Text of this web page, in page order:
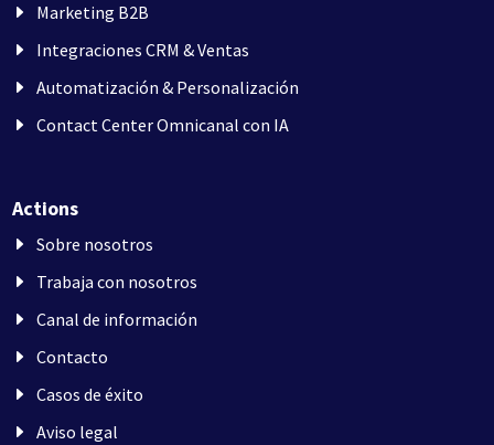
Marketing B2B
Integraciones CRM & Ventas
Automatización & Personalización
Contact Center Omnicanal con IA
Actions
Sobre nosotros
Trabaja con nosotros
Canal de información
Contacto
Casos de éxito
Aviso legal